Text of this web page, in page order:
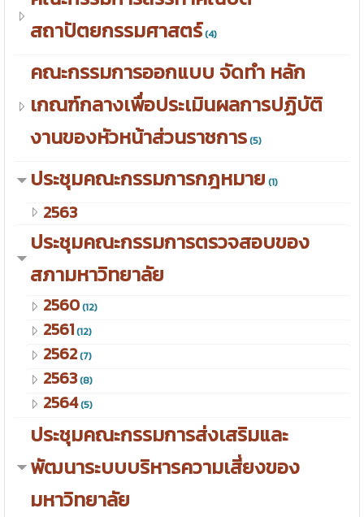
สถาปัตยกรรมศาสตร์(4)
คณะกรรมการออกแบบ จัดทำ หลัก
เกณฑ์กลางเพื่อประเมินผลการปฏิบัติ
งานของหัวหน้าส่วนราชการ(5)
ประชุมคณะกรรมการกฎหมาย (1)
2563
ประชุมคณะกรรมการตรวจสอบของ
สภามหาวิทยาลัย
2560(12)
2561(12)
2562(7)
2563(8)
2564(5)
ประชุมคณะกรรมการส่งเสริมและ
พัฒนาระบบบริหารความเสี่ยงของ
มหาวิทยาลัย